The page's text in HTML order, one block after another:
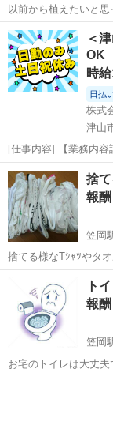
以前から植えたいと思
な色を植えたいと思っています。 どなたか株
抜く事を考えている
岡山 岡山市
アルストロメリア
＜
OK
時
日払
株式
津山
[仕事内容] 【業務内
・金属板を曲げ加工
沿って、 金属部品を
わるサポート作業未経
岡山 津山市
捨
報酬
笠岡
捨てる様なTｼｬﾂやタ
れ、ほつれ等関係あ
す。 自分が男性です
ト
報酬
笠岡
お宅のトイレは大丈夫ですか？ 詰まってませんか